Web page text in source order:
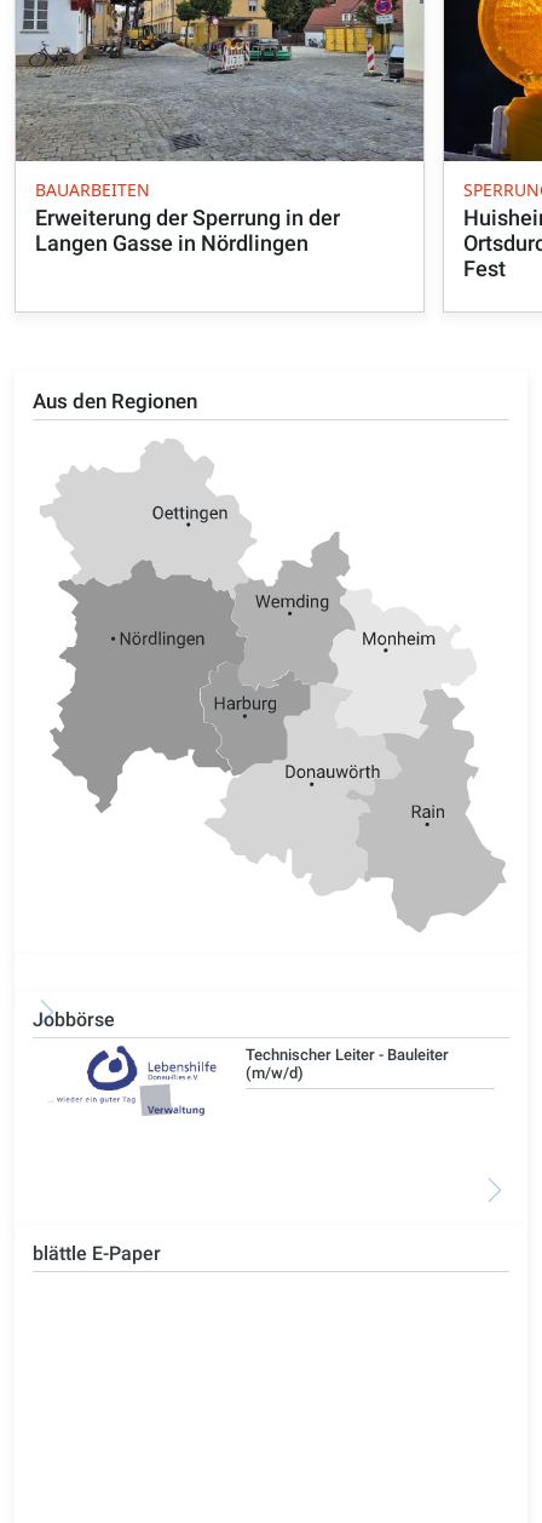
Aus den Regionen
Jobbörse
Technischer Leiter - Bauleiter
(m/w/d)
blättle E-Paper
BAUARBEITEN
Erweiterung der Sperrung in der
Langen Gasse in Nördlingen
Fest